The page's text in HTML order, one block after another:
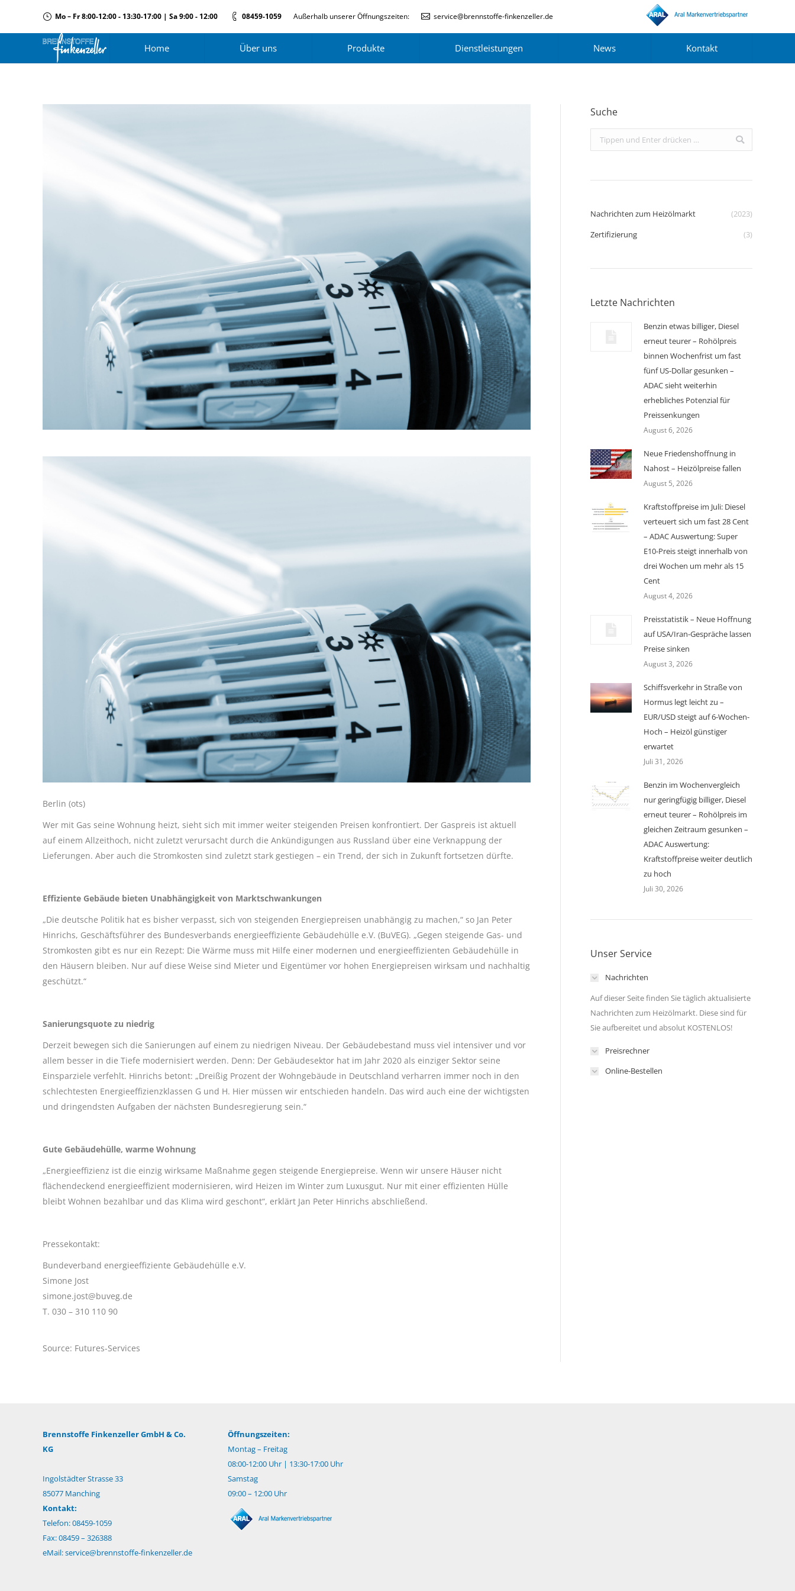
Mo – Fr 8:00-12:00 - 13:30-17:00 | Sa 9:00 - 12:00 08459-1059 Außerhalb unserer Öffnungszeiten: service@brennstoffe-finkenzeller.de
Home Über uns Produkte Dienstleistungen News Kontakt
Berlin (ots)
Wer mit Gas seine Wohnung heizt, sieht sich mit immer weiter steigenden Preisen konfrontiert. Der Gaspreis ist aktuell
auf einem Allzeithoch, nicht zuletzt verursacht durch die Ankündigungen aus Russland über eine Verknappung der
Lieferungen. Aber auch die Stromkosten sind zuletzt stark gestiegen – ein Trend, der sich in Zukunft fortsetzen dürfte.
Effiziente Gebäude bieten Unabhängigkeit von Marktschwankungen
„Die deutsche Politik hat es bisher verpasst, sich von steigenden Energiepreisen unabhängig zu machen,“ so Jan Peter
Hinrichs, Geschäftsführer des Bundesverbands energieeffiziente Gebäudehülle e.V. (BuVEG). „Gegen steigende Gas- und
Stromkosten gibt es nur ein Rezept: Die Wärme muss mit Hilfe einer modernen und energieeffizienten Gebäudehülle in
den Häusern bleiben. Nur auf diese Weise sind Mieter und Eigentümer vor hohen Energiepreisen wirksam und nachhaltig
geschützt.“
Sanierungsquote zu niedrig
Derzeit bewegen sich die Sanierungen auf einem zu niedrigen Niveau. Der Gebäudebestand muss viel intensiver und vor
allem besser in die Tiefe modernisiert werden. Denn: Der Gebäudesektor hat im Jahr 2020 als einziger Sektor seine
Einsparziele verfehlt. Hinrichs betont: „Dreißig Prozent der Wohngebäude in Deutschland verharren immer noch in den
schlechtesten Energieeffizienzklassen G und H. Hier müssen wir entschieden handeln. Das wird auch eine der wichtigsten
und dringendsten Aufgaben der nächsten Bundesregierung sein.“
Gute Gebäudehülle, warme Wohnung
„Energieeffizienz ist die einzig wirksame Maßnahme gegen steigende Energiepreise. Wenn wir unsere Häuser nicht
flächendeckend energieeffizient modernisieren, wird Heizen im Winter zum Luxusgut. Nur mit einer effizienten Hülle
bleibt Wohnen bezahlbar und das Klima wird geschont“, erklärt Jan Peter Hinrichs abschließend.
Pressekontakt:
Bundeverband energieeffiziente Gebäudehülle e.V.
Simone Jost
simone.jost@buveg.de
T. 030 – 310 110 90
Source: Futures-Services
Suche
Search:
Nachrichten zum Heizölmarkt
(2023)
Zertifizierung
(3)
Letzte Nachrichten
Benzin etwas billiger, Diesel
erneut teurer – Rohölpreis
binnen Wochenfrist um fast
fünf US-Dollar gesunken –
ADAC sieht weiterhin
erhebliches Potenzial für
Preissenkungen
August 6, 2026
Neue Friedenshoffnung in
Nahost – Heizölpreise fallen
August 5, 2026
Kraftstoffpreise im Juli: Diesel
verteuert sich um fast 28 Cent
– ADAC Auswertung: Super
E10-Preis steigt innerhalb von
drei Wochen um mehr als 15
Cent
August 4, 2026
Preisstatistik – Neue Hoffnung
auf USA/Iran-Gespräche lassen
Preise sinken
August 3, 2026
Schiffsverkehr in Straße von
Hormus legt leicht zu –
EUR/USD steigt auf 6-Wochen-
Hoch – Heizöl günstiger
erwartet
Juli 31, 2026
Benzin im Wochenvergleich
nur geringfügig billiger, Diesel
erneut teurer – Rohölpreis im
gleichen Zeitraum gesunken –
ADAC Auswertung:
Kraftstoffpreise weiter deutlich
zu hoch
Juli 30, 2026
Unser Service
Nachrichten
Auf dieser Seite finden Sie täglich aktualisierte
Nachrichten zum Heizölmarkt. Diese sind für
Sie aufbereitet und absolut KOSTENLOS!
Preisrechner
Online-Bestellen
Brennstoffe Finkenzeller GmbH & Co.
KG
Ingolstädter Strasse 33
85077 Manching
Kontakt:
Telefon: 08459-1059
Fax: 08459 – 326388
eMail:service@brennstoffe-finkenzeller.de
Öffnungszeiten:
Montag – Freitag
08:00-12:00 Uhr | 13:30-17:00 Uhr
Samstag
09:00 – 12:00 Uhr